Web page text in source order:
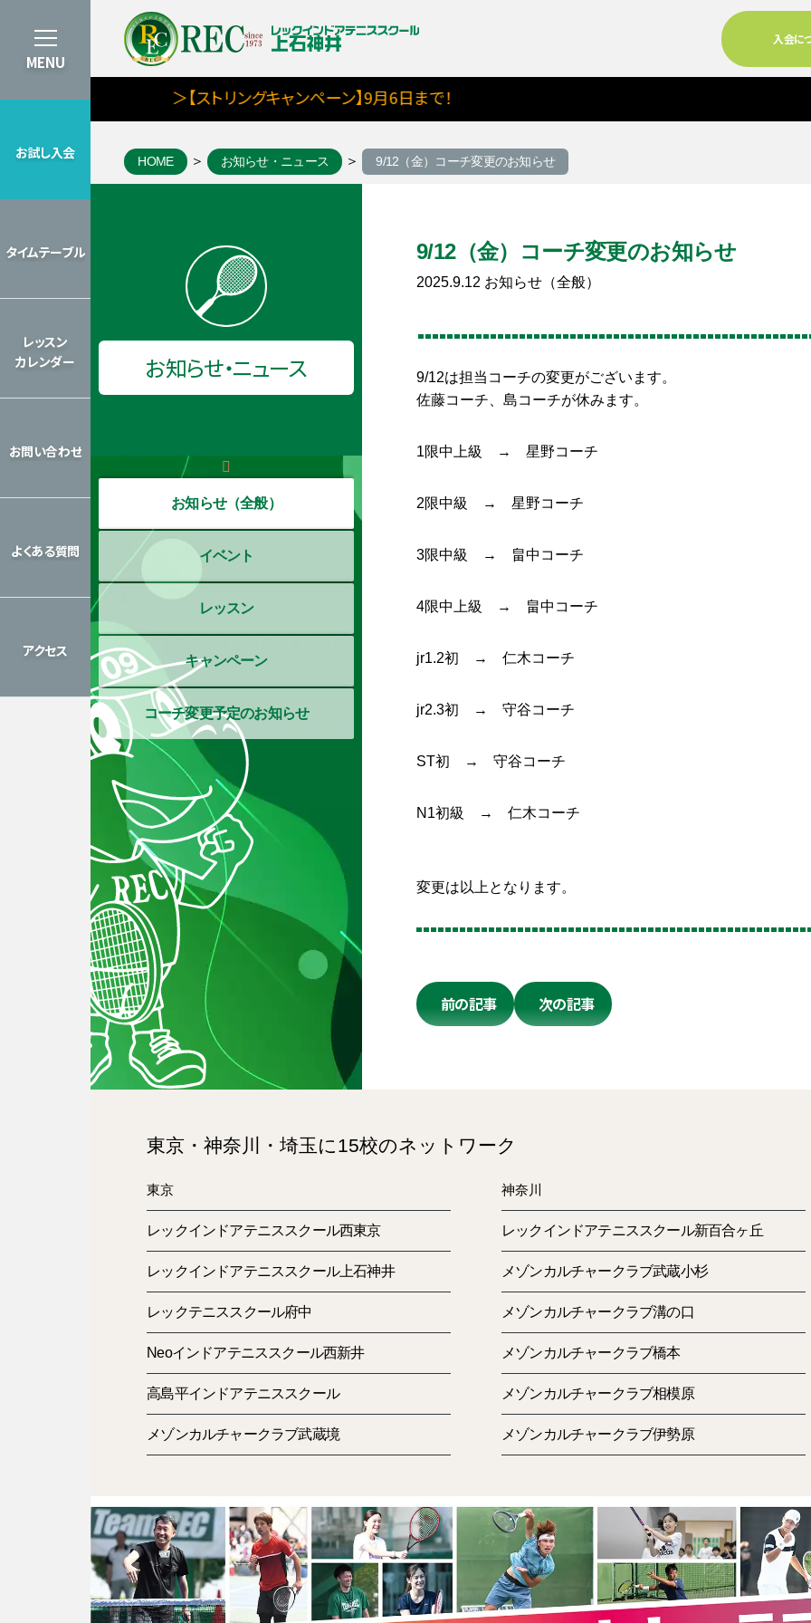
MENU
お試し入会
タイムテーブル
レッスン
カレンダー
お問い合わせ
よくある質問
アクセス
入会に
＞【ストリングキャンペーン】9月6日まで！
HOME お知らせ・ニュース 9/12（金）コーチ変更のお知らせ
お知らせ・ニュース
お知らせ（全般）
イベント
レッスン
キャンペーン
コーチ変更予定のお知らせ
9/12（金）コーチ変更のお知らせ
2025.9.12 お知らせ（全般）
9/12は担当コーチの変更がございます。
佐藤コーチ、島コーチが休みます。
1限中上級 → 星野コーチ
2限中級 → 星野コーチ
3限中級 → 畠中コーチ
4限中上級 → 畠中コーチ
jr1.2初 → 仁木コーチ
jr2.3初 → 守谷コーチ
ST初 → 守谷コーチ
N1初級 → 仁木コーチ
変更は以上となります。
前の記事 次の記事
東京・神奈川・埼玉に15校のネットワーク
東京
レックインドアテニススクール西東京
レックインドアテニススクール上石神井
レックテニススクール府中
Neoインドアテニススクール西新井
高島平インドアテニススクール
メゾンカルチャークラブ武蔵境
神奈川
レックインドアテニススクール新百合ヶ丘
メゾンカルチャークラブ武蔵小杉
メゾンカルチャークラブ溝の口
メゾンカルチャークラブ橋本
メゾンカルチャークラブ相模原
メゾンカルチャークラブ伊勢原